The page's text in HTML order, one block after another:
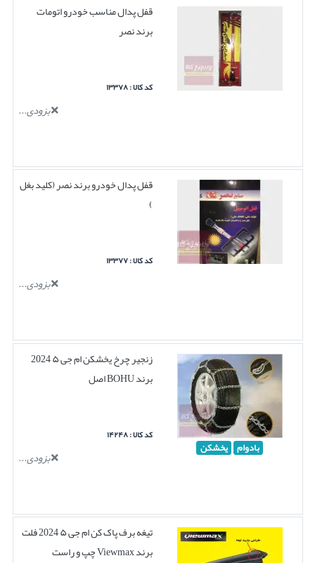
قفل پدال مناسب خودرو اتومات
برند نصر
کد کالا : ۱۳۳۷۸
بزودی...
قفل پدال خودرو برند نصر (کلید بغل
)
کد کالا : ۱۳۳۷۷
بزودی...
بادوام یخشکن
زنجیر چرخ یخشکن ام جی ۵ 2024
برند BOHU اصل
کد کالا : ۱۴۲۴۸
بزودی...
تیغه برف پاک کن ام جی ۵ 2024 فلت
برند Viewmax چپ و راست